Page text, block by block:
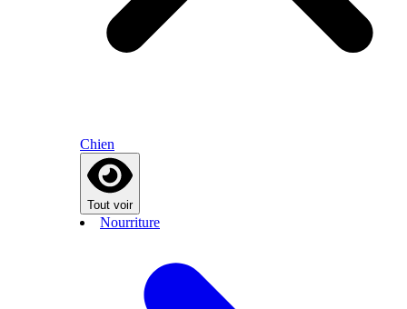
Chien
Tout voir
Nourriture